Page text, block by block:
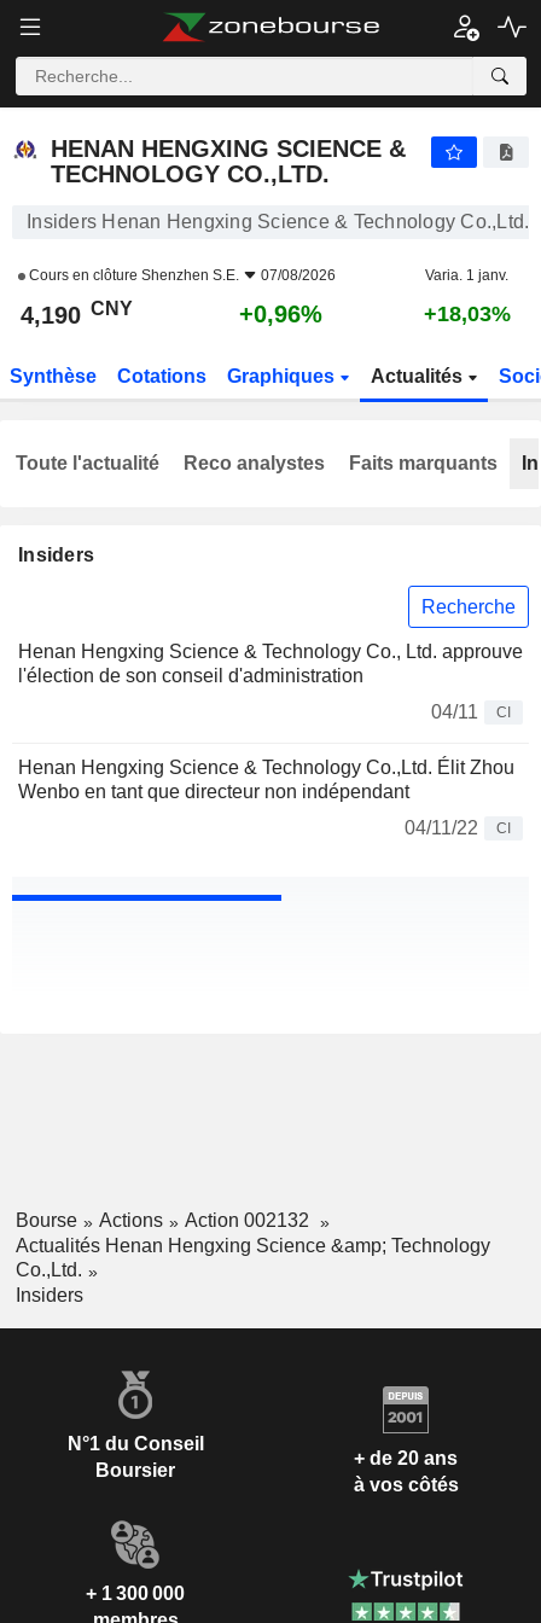
HENAN HENGXING SCIENCE &
TECHNOLOGY CO.,LTD.
Insiders Henan Hengxing Science & Technology Co.,Ltd.
Cours en clôture Shenzhen S.E. 07/08/2026 Varia. 1 janv.
4,190 CNY +0,96% +18,03%
Synthèse Cotations Graphiques Actualités
Insiders
Recherche
Henan Hengxing Science & Technology Co., Ltd. approuve
l'élection de son conseil d'administration
04/11
CI
Henan Hengxing Science & Technology Co.,Ltd. Élit Zhou
Wenbo en tant que directeur non indépendant
04/11/22
CI
Toute l'actualité Reco analystes Faits marquants
Bourse Actions
Action 002132
Actualités Henan Hengxing Science &amp; Technology
Co.,Ltd.
Insiders
N°1 du Conseil
Boursier
+ de 20 ans
à vos côtés
+ 1 300 000